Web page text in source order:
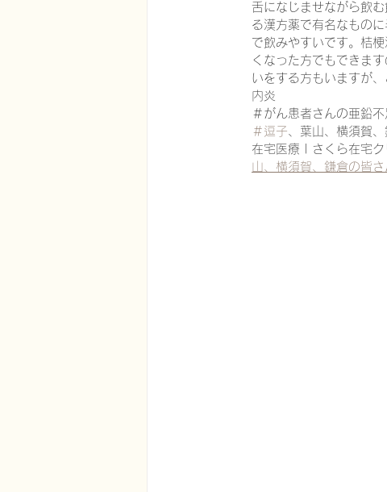
在宅医療におけるエコーを科学する
在宅医療における認知症治療 一
エビデンスに基づく健康情報 攻
舌になじませながら飲
る漢方薬で有名なもの
で飲みやすいです。桔
くなった方でもできま
いをする方もいますが
内炎
＃がん患者さんの亜鉛不
＃逗子、葉山、横須賀
在宅医療 | さくら在宅
山、横須賀、鎌倉の皆